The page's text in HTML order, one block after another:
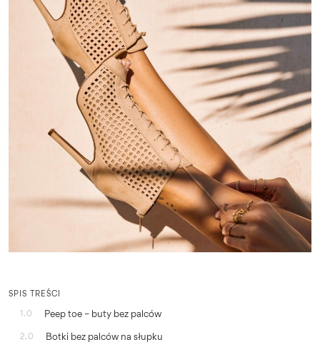
SPIS TREŚCI
1.0
Peep toe – buty bez palców
2.0 Botki bez palców na słupku